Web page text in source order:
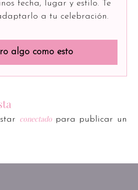
fecha, lugar y estilo. Te
a tu celebración.
algo como esto
conectadopara publicar un